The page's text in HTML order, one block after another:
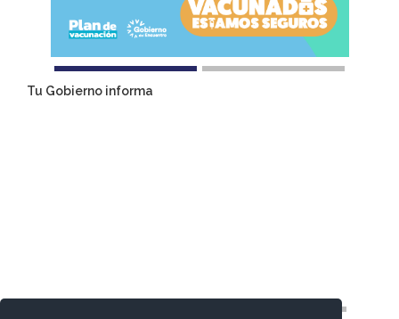
Tu Gobierno informa